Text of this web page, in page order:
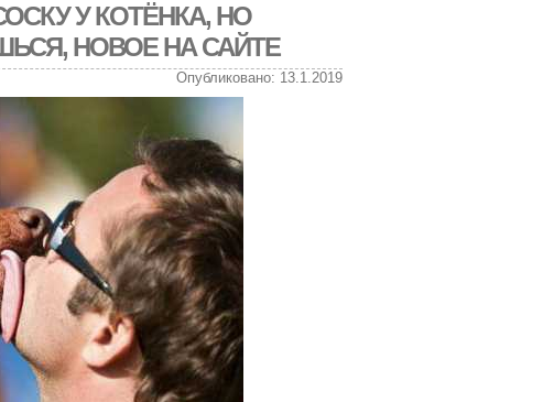
У КОТЁНКА, НО
НОВОЕ НА САЙТЕ
Опубликовано: 13.1.2019